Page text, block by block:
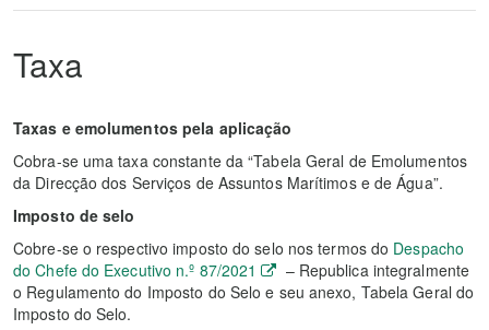
Taxa
Taxas e emolumentos pela aplicação
Cobra-se uma taxa constante da “Tabela Geral de Emolumentos
da Direcção dos Serviços de Assuntos Marítimos e de Água”.
Imposto de selo
Cobre-se o respectivo imposto do selo nos termos do Despacho
do Chefe do Executivo n.º 87/2021
– Republica integralmente
o Regulamento do Imposto do Selo e seu anexo, Tabela Geral do
Imposto do Selo.